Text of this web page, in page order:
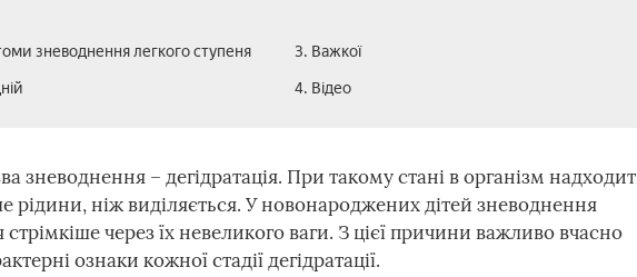
зневоднення легкого ступеня
3. Важкої
4. Відео
зневоднення – дегідратація. При такому стані в організм
рідини, ніж виділяється. У новонароджених дітей зневоднення
стрімкіше через їх невеликого ваги. З цієї причини важливо вчасно
ознаки кожної стадії дегідратації.